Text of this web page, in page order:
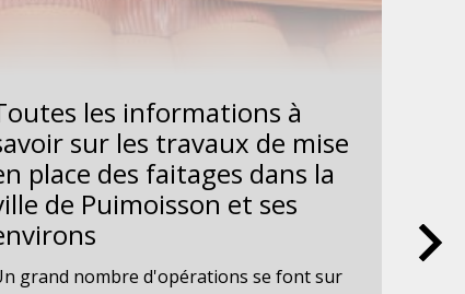
les informations à
sur les travaux de mise
place des faitages dans la
de Puimoisson et ses
grand nombre d'opérations se font sur